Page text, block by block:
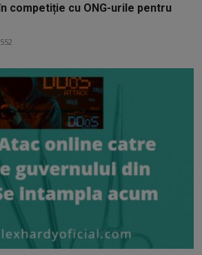
competiție cu ONG-urile pentru
552